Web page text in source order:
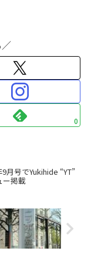
0
月号でYukihide “YT”
ー掲載